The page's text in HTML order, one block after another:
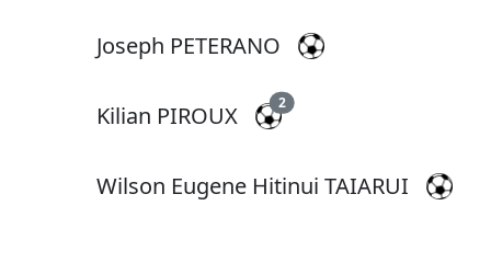
Joseph PETERANO
Kilian PIROUX 2
Wilson Eugene Hitinui TAIARUI